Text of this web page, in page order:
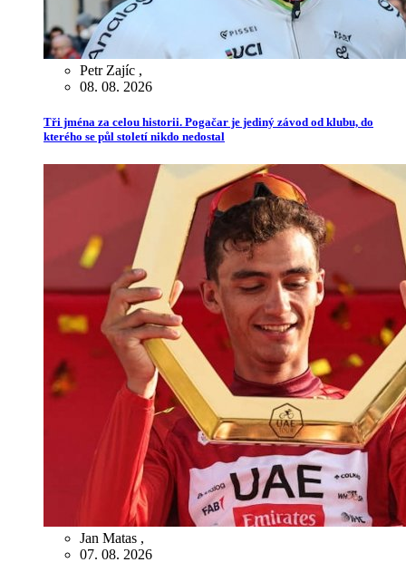
Petr Zajíc ,
08. 08. 2026
Tři jména za celou historii. Pogačar je jediný závod od klubu, do
kterého se půl století nikdo nedostal
Jan Matas ,
07. 08. 2026